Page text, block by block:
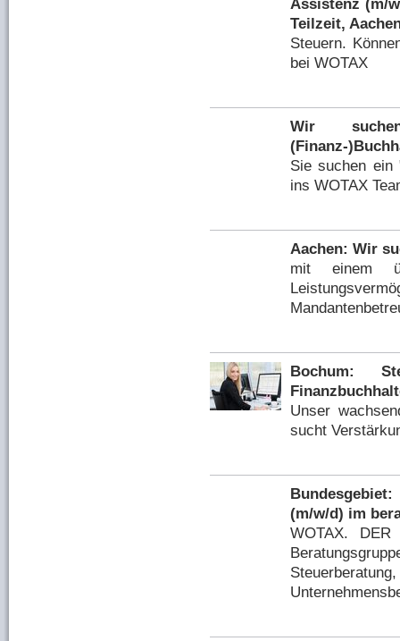
Assistenz (m/
Teilzeit,
Steuern.
bei WOTAX
Wir
(Finanz-
Sie suchen ein
ins WOTAX
Aachen: Wir
mit einem
Bochum:
Unser
sucht
(m/w/d) im
WOTAX.